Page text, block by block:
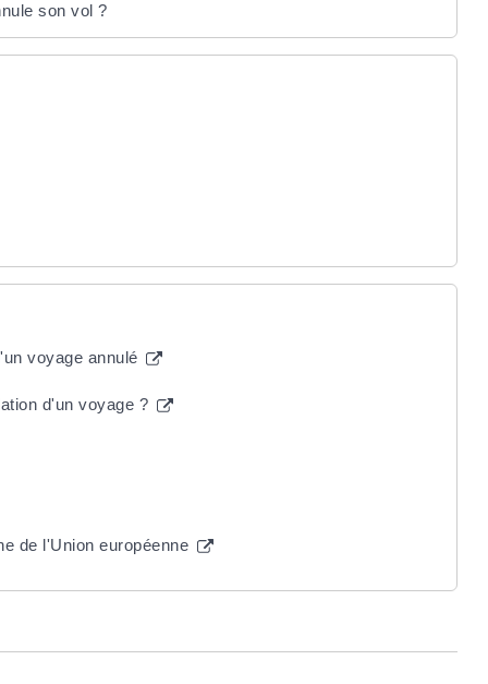
son vol ?
voyage annulé
d'un voyage ?
de l'Union européenne